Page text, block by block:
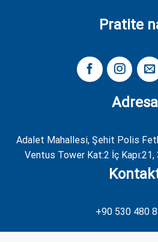
Pratite
Adresa
Adalet Mahallesi, Şehit Polis
Ventus Tower Kat:2 İç
+90 530 480